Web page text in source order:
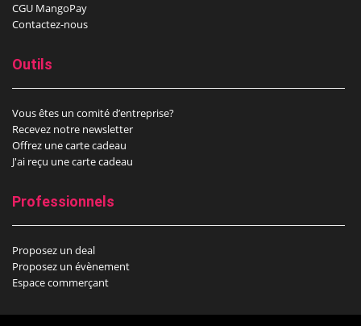
CGU MangoPay
Contactez-nous
Outils
Vous êtes un comité d’entreprise?
Recevez notre newsletter
Offrez une carte cadeau
J'ai reçu une carte cadeau
Professionnels
Proposez un deal
Proposez un évènement
Espace commerçant